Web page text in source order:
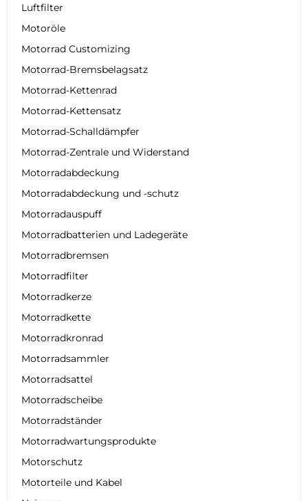
Luftfilter
Motoröle
Motorrad Customizing
Motorrad-Bremsbelagsatz
Motorrad-Kettenrad
Motorrad-Kettensatz
Motorrad-Schalldämpfer
Motorrad-Zentrale und Widerstand
Motorradabdeckung
Motorradabdeckung und -schutz
Motorradauspuff
Motorradbatterien und Ladegeräte
Motorradbremsen
Motorradfilter
Motorradkerze
Motorradkette
Motorradkronrad
Motorradsammler
Motorradsattel
Motorradscheibe
Motorradständer
Motorradwartungsprodukte
Motorschutz
Motorteile und Kabel